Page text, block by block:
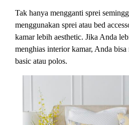
Tak hanya mengganti sprei
menggunakan sprei atau bed
kamar lebih aesthetic. Jika Anda
menghias interior kamar, Anda bisa
basic atau polos.